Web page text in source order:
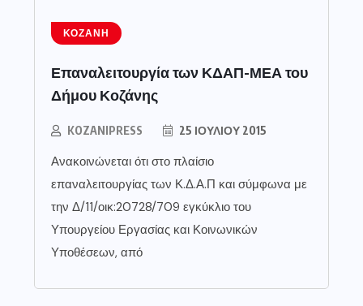
ΚΟΖΆΝΗ
Επαναλειτουργία των ΚΔΑΠ-ΜΕΑ του
Δήμου Κοζάνης
KOZANIPRESS 25 ΙΟΥΛΊΟΥ 2015
Ανακοινώνεται ότι στο πλαίσιο
επαναλειτουργίας των Κ.Δ.Α.Π και σύμφωνα με
την Δ/11/οικ:20728/709 εγκύκλιο του
Υπουργείου Εργασίας και Κοινωνικών
Υποθέσεων, από